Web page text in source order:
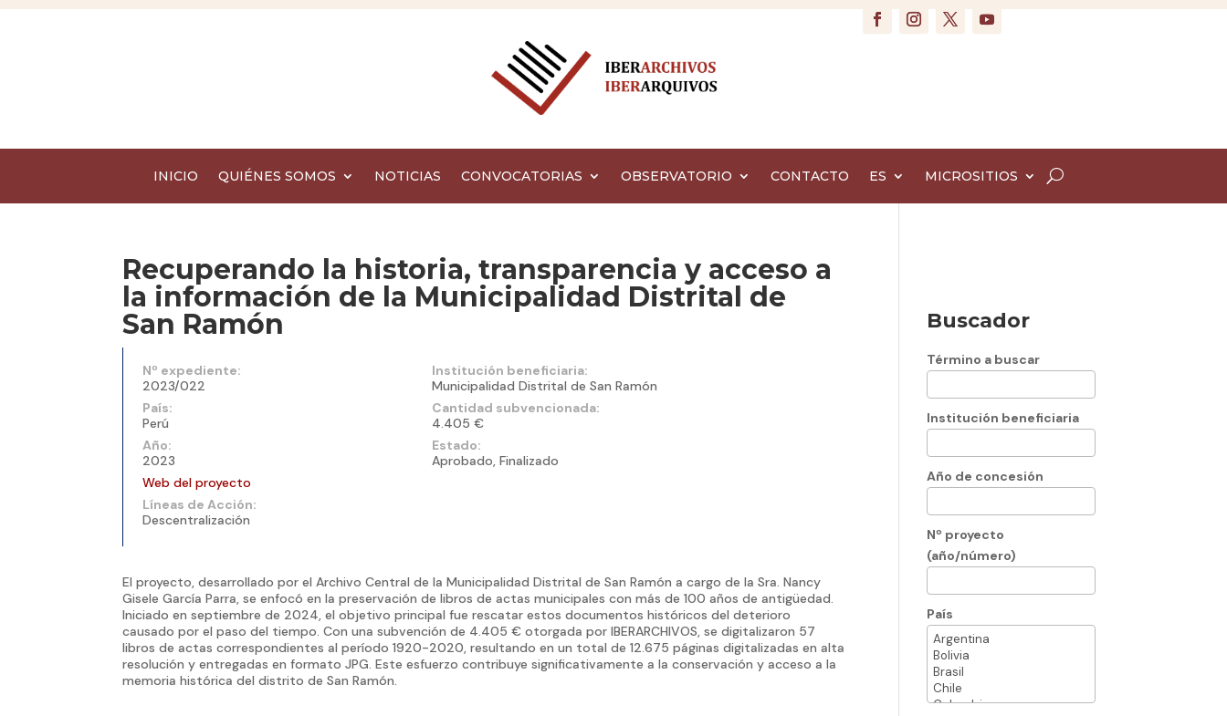
INICIO QUIÉNES SOMOS NOTICIAS CONVOCATORIAS OBSERVATORIO CONTACTO ES MICROSITIOS
Recuperando la historia, transparencia y acceso a
la información de la Municipalidad Distrital de
San Ramón
Nº expediente:
2023/022
País:
Perú
Año:
2023
Web del proyecto
Líneas de Acción:
Descentralización
Institución beneficiaria:
Municipalidad Distrital de San Ramón
Cantidad subvencionada:
4.405 €
Estado:
Aprobado, Finalizado
El proyecto, desarrollado por el Archivo Central de la Municipalidad Distrital de San Ramón a cargo de la Sra. Nancy
Gisele García Parra, se enfocó en la preservación de libros de actas municipales con más de 100 años de antigüedad.
Iniciado en septiembre de 2024, el objetivo principal fue rescatar estos documentos históricos del deterioro
causado por el paso del tiempo. Con una subvención de 4.405 € otorgada por IBERARCHIVOS, se digitalizaron 57
libros de actas correspondientes al período 1920-2020, resultando en un total de 12.675 páginas digitalizadas en alta
resolución y entregadas en formato JPG. Este esfuerzo contribuye significativamente a la conservación y acceso a la
memoria histórica del distrito de San Ramón.
Buscador
Término a buscar
Institución beneficiaria
Año de concesión
Nº proyecto
(año/número)
País